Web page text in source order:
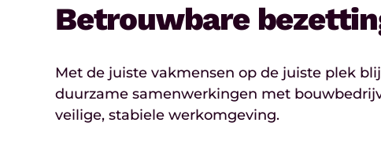
Betrouwbare
Met de juiste vakmensen op de juiste plek
duurzame samenwerkingen met
veilige, stabiele werkomgeving.